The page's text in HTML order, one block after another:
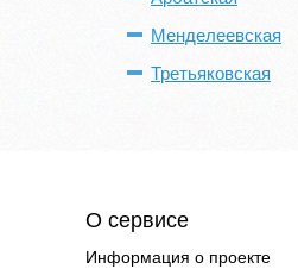
Менделеевская
Третьяковская
О сервисе
Информация о проекте